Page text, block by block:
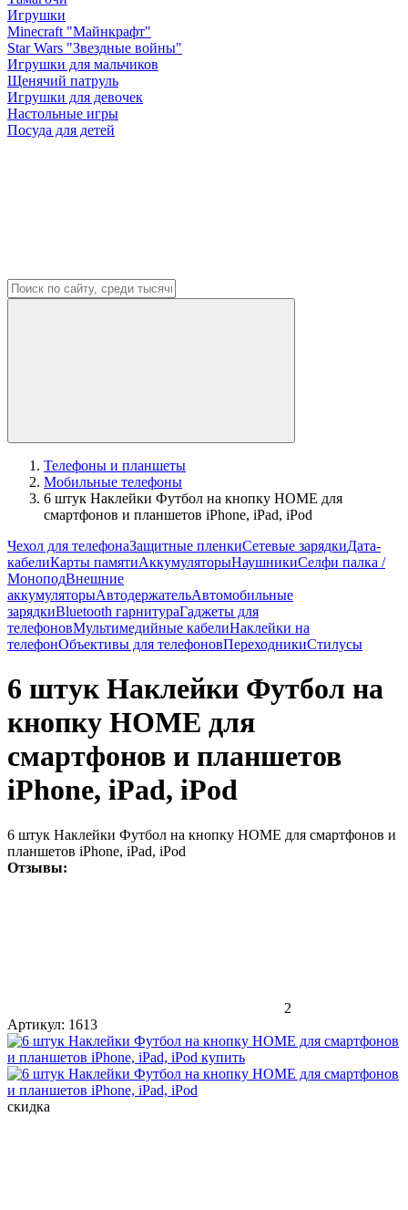
Игрушки
Minecraft "Майнкрафт"
Star Wars "Звездные войны"
Игрушки для мальчиков
Щенячий патруль
Игрушки для девочек
Настольные игры
Посуда для детей
Телефоны и планшеты
Мобильные телефоны
6 штук Наклейки Футбол на кнопку HOME для
смартфонов и планшетов iPhone, iPad, iPod
Чехол для телефонаЗащитные пленкиСетевые зарядкиДата-
кабелиКарты памятиАккумуляторыНаушникиСелфи палка /
МоноподВнешние
аккумуляторыАвтодержательАвтомобильные
зарядкиBluetooth гарнитураГаджеты для
телефоновМультимедийные кабелиНаклейки на
телефонОбъективы для телефоновПереходникиСтилусы
6 штук Наклейки Футбол на
кнопку HOME для
смартфонов и планшетов
iPhone, iPad, iPod
6 штук Наклейки Футбол на кнопку HOME для смартфонов и
планшетов iPhone, iPad, iPod
Отзывы:
2
Артикул: 1613
скидка